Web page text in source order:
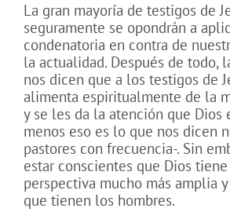
La gran mayoría de testigos de
seguramente se opondrán a
condenatoria en contra de
la actualidad. Después de todo,
nos dicen que a los testigos de
alimenta espiritualmente de la
y se les da la atención que Dios
menos eso es lo que nos dicen
pastores con frecuencia-. Sin
estar conscientes que Dios
perspectiva mucho más amplia
que tienen los hombres.